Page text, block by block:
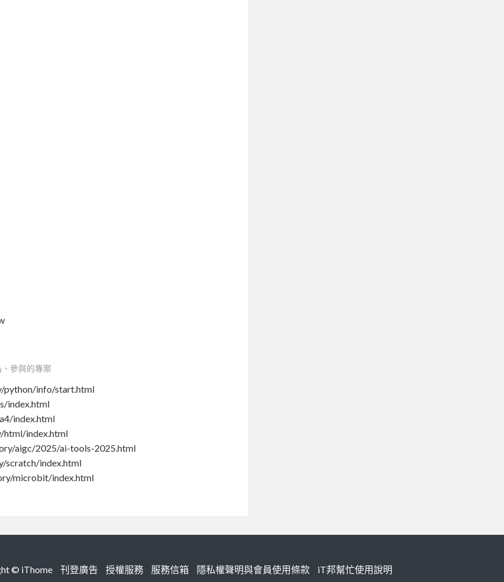
參與的專案
python/info/start.html
index.html
index.html
html/index.html
aigc/2025/ai-tools-2025.html
scratch/index.html
microbit/index.html
© iThome 刊登廣告 授權服務 服務信箱 隱私權聲明與會員使用條款 iT邦幫忙使用說明